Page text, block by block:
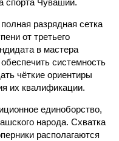
спорта Чувашии.
разрядная сетка
от третьего
в мастера
системность
чёткие ориентиры
их квалификации.
единоборство,
народа. Схватка
располагаются